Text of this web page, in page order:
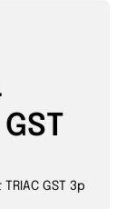
GST 3p